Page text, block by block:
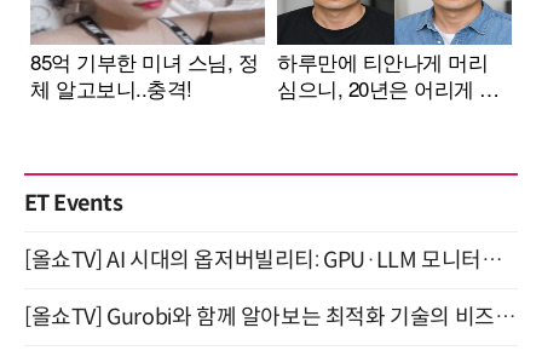
ET Events
[올쇼TV] AI 시대의 옵저버빌리티: GPU·LLM 모니터링부터 AI 기반 장애 대응까지 (8/11 생방송)
[올쇼TV] Gurobi와 함께 알아보는 최적화 기술의 비즈니스 활용 (8월 20일 생방송)